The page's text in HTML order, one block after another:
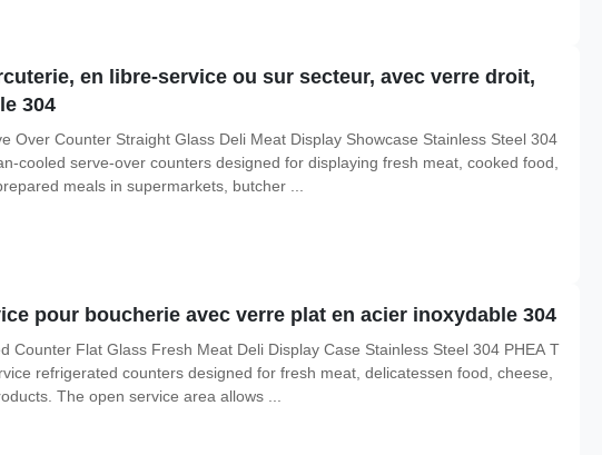
en libre-service ou sur secteur, avec verre droit,
304
Over Counter Straight Glass Deli Meat Display Showcase Stainless Steel 304
cooled serve-over counters designed for displaying fresh meat, cooked food,
meals in supermarkets, butcher ...
pour boucherie avec verre plat en acier inoxydable 304
Counter Flat Glass Fresh Meat Deli Display Case Stainless Steel 304 PHEA T
refrigerated counters designed for fresh meat, delicatessen food, cheese,
The open service area allows ...